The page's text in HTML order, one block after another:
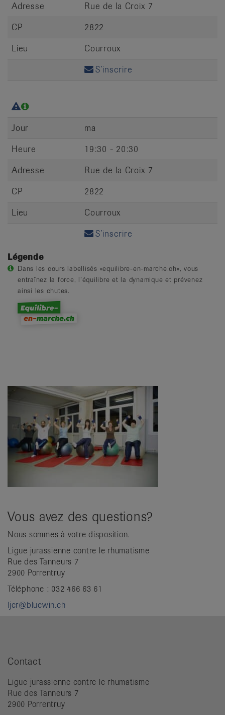
Adresse
Rue de la Croix 7
CP
2822
Lieu
Courroux
S’inscrire
Jour
ma
Heure
19:30 - 20:30
Adresse
Rue de la Croix 7
CP
2822
Lieu
Courroux
S’inscrire
Légende
Dans les cours labellisés «equilibre-en-marche.ch», vous
entraînez la force, l’équilibre et la dynamique et prévenez
ainsi les chutes.
Vous avez des questions?
Nous sommes à votre disposition.
Ligue jurassienne contre le rhumatisme
Rue des Tanneurs 7
2900 Porrentruy
Téléphone : 032 466 63 61
ljcr@bluewin.ch
Contact
Ligue jurassienne contre le rhumatisme
Rue des Tanneurs 7
2900 Porrentruy